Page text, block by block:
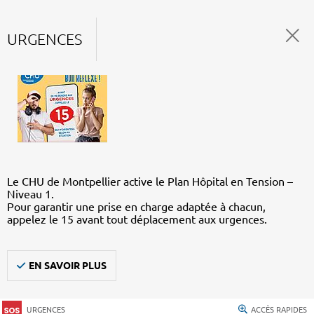
URGENCES
Le CHU de Montpellier active le Plan Hôpital en Tension –
Niveau 1.
Pour garantir une prise en charge adaptée à chacun,
appelez le 15 avant tout déplacement aux urgences.
EN SAVOIR PLUS
URGENCES ACCÈS RAPIDES